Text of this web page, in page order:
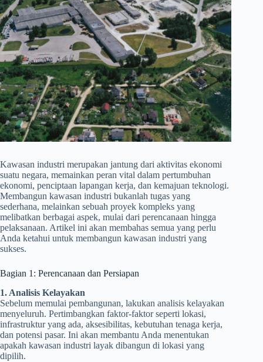
Kawasan industri merupakan jantung dari aktivitas ekonomi
suatu negara, memainkan peran vital dalam pertumbuhan
ekonomi, penciptaan lapangan kerja, dan kemajuan teknologi.
Membangun kawasan industri bukanlah tugas yang
sederhana, melainkan sebuah proyek kompleks yang
melibatkan berbagai aspek, mulai dari perencanaan hingga
pelaksanaan. Artikel ini akan membahas semua yang perlu
Anda ketahui untuk membangun kawasan industri yang
sukses.
Bagian 1: Perencanaan dan Persiapan
1. Analisis Kelayakan
Sebelum memulai pembangunan, lakukan analisis kelayakan
menyeluruh. Pertimbangkan faktor-faktor seperti lokasi,
infrastruktur yang ada, aksesibilitas, kebutuhan tenaga kerja,
dan potensi pasar. Ini akan membantu Anda menentukan
apakah kawasan industri layak dibangun di lokasi yang
dipilih.